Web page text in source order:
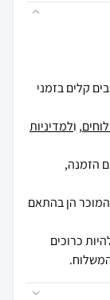
קלים בזמני
, ולמדיניות
המוכר הן בהתאם
כרוכים